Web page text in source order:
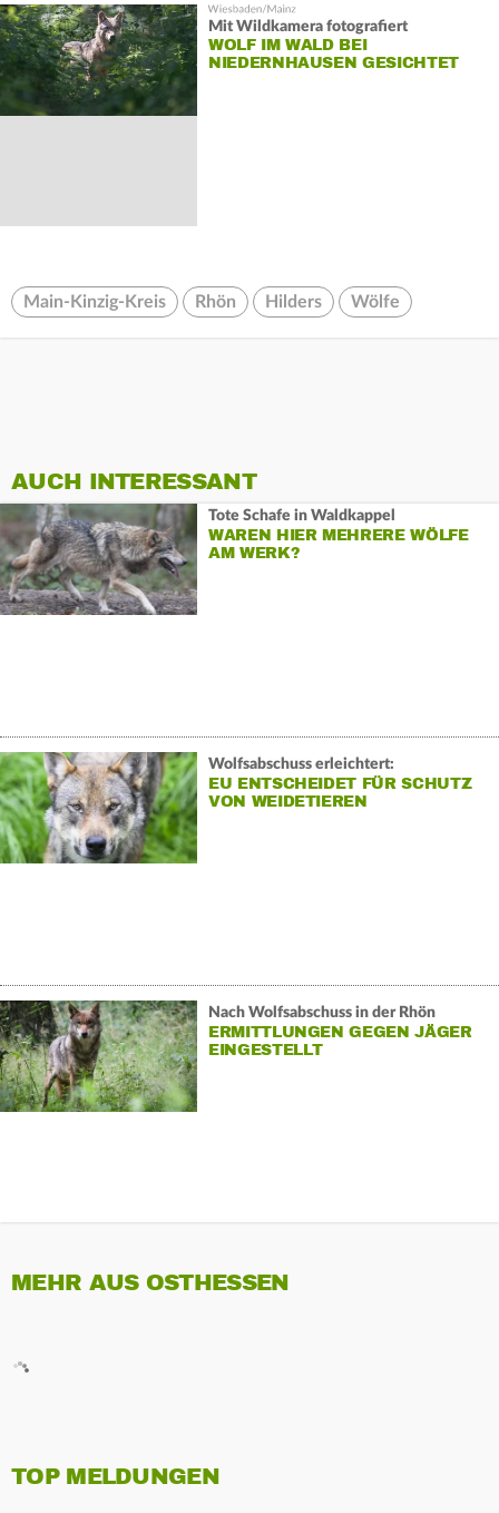
Mit Wildkamera fotografiert
WOLF IM WALD BEI
NIEDERNHAUSEN GESICHTET
Main-Kinzig-Kreis Rhön Hilders Wölfe
AUCH INTERESSANT
Tote Schafe in Waldkappel
WAREN HIER MEHRERE WÖLFE
AM WERK?
Wolfsabschuss erleichtert:
EU ENTSCHEIDET FÜR SCHUTZ
VON WEIDETIEREN
Nach Wolfsabschuss in der Rhön
ERMITTLUNGEN GEGEN JÄGER
EINGESTELLT
MEHR AUS OSTHESSEN
TOP MELDUNGEN